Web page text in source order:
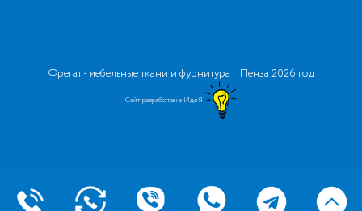
Фрегат - мебельные ткани и фурнитура г. Пенза 2026 год
Сайт разработан в ИдеЯ